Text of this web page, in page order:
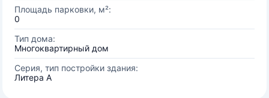
Площадь парковки, м²:
0
Тип дома:
Многоквартирный дом
Серия, тип постройки здания:
Литера А